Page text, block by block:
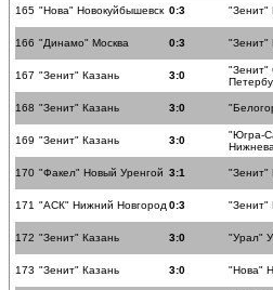
165 "Нова" Новокуйбышевск 0:3 "Зенит"
166 "Динамо" Москва 0:3 "Зенит"
167 "Зенит" Казань 3:0
"Зенит"
168 "Зенит" Казань 3:0
169 "Зенит" Казань 3:0
"Югра-
170 "Факел" Новый Уренгой 3:1 "Зенит"
171 "АСК" Нижний Новгород 0:3 "Зенит"
172 "Зенит" Казань 3:0 "Урал"
173 "Зенит" Казань 3:0 "Нова"